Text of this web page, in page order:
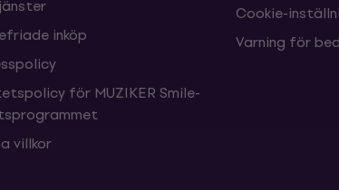
inköp
för MUZIKER Smile-
villkor
Cookie-
Varning för